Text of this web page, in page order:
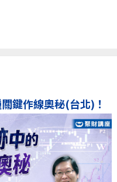
鍵作線奧秘(台北)！